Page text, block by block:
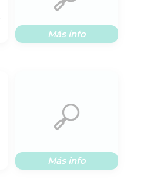
Más info
Más info